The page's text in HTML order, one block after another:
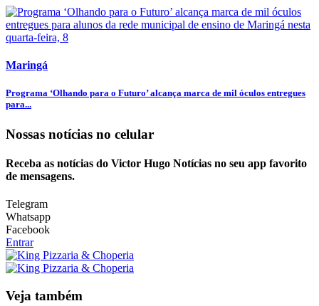
Maringá
Programa ‘Olhando para o Futuro’ alcança marca de mil óculos entregues
para...
Nossas notícias no celular
Receba as notícias do Victor Hugo Notícias no seu app favorito
de mensagens.
Telegram
Whatsapp
Facebook
Entrar
Veja também